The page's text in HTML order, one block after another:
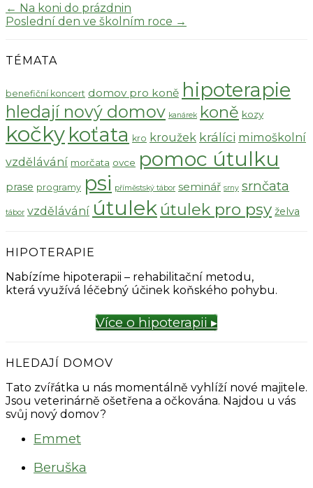
← Na koni do prázdnin
Poslední den ve školním roce →
TÉMATA
benefiční koncert domov pro koně hipoterapie
hledají nový domov kanárek koně kozy
kočky koťata kro kroužek králíci mimoškolní
vzdělávání morčata ovce pomoc útulku
prase programy psi příměstský tábor seminář srny srnčata
tábor vzdělávání útulek útulek pro psy želva
HIPOTERAPIE
Nabízíme hipoterapii – rehabilitační metodu,
která využívá léčebný účinek koňského pohybu.
Více o hipoterapii ▸
HLEDAJÍ DOMOV
Tato zvířátka u nás momentálně vyhlíží nové majitele.
Jsou veterinárně ošetřena a očkována. Najdou u vás
svůj nový domov?
Emmet
Beruška